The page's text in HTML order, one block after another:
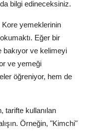
bilgi edineceksiniz.
yemeklerinin
Eğer bir
bakıyor ve kelimeyi
ve yemeği
öğreniyor, hem de
tarifte kullanılan
Örneğin, "Kimchi"